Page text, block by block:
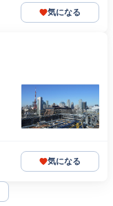
気になる
気になる